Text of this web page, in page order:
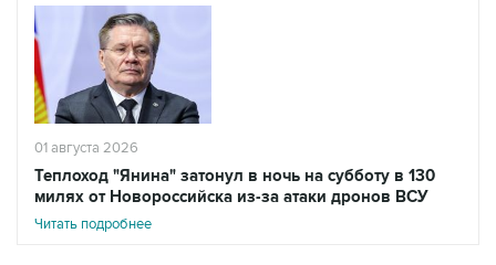
01 августа 2026
Теплоход "Янина" затонул в ночь на субботу в 130
милях от Новороссийска из-за атаки дронов ВСУ
Читать подробнее